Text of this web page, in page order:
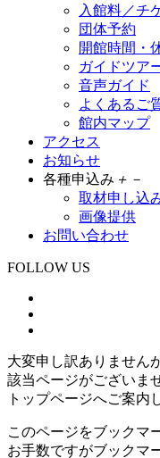
入館料／チ
団体予約
開館時間・
ガイドツア
音声ガイド
よくあるご
館内マップ
アクセス
お知らせ
各種申込み ＋ －
取材申し込
画像提供
お問い合わせ
FOLLOW US
大変申し訳ありません
該当ページがございま
トップページへご案内
このページをブックマ
お手数ですがブックマ